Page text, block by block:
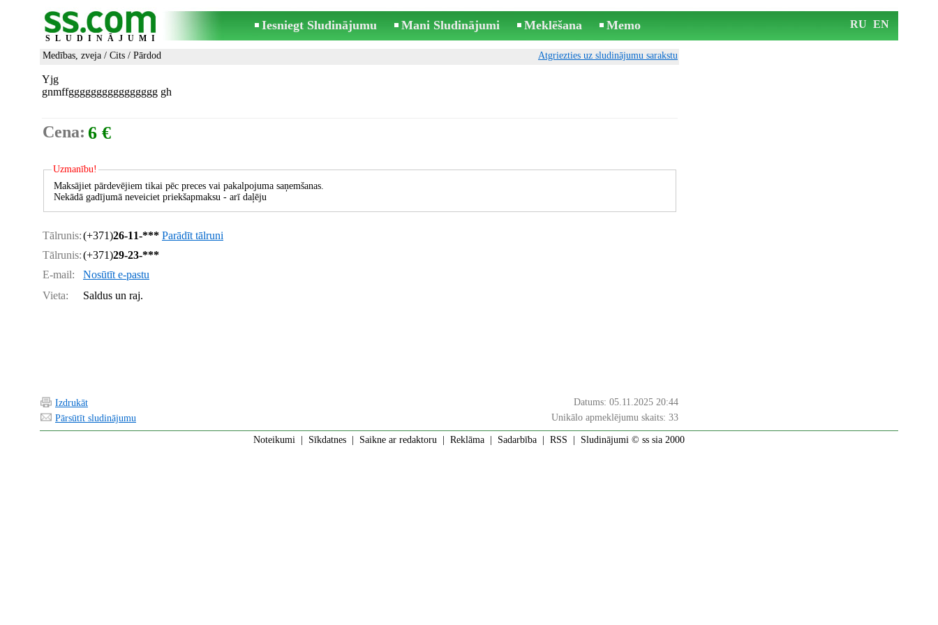
SLUDINĀJUMI
Iesniegt Sludinājumu Mani Sludinājumi Meklēšana Memo RU EN
Medības, zveja / Cits / Pārdod Atgriezties uz sludinājumu sarakstu
Yjg
gnmffgggggggggggggggg gh
Cena: 6 €
Uzmanību!
Maksājiet pārdevējiem tikai pēc preces vai pakalpojuma saņemšanas.
Nekādā gadījumā neveiciet priekšapmaksu - arī daļēju
Tālrunis:(+371)26-11-*** Parādīt tālruni
Tālrunis:(+371)29-23-***
E-mail:
Nosūtīt e-pastu
Vieta:
Saldus un raj.
Izdrukāt
Datums: 05.11.2025 20:44
Pārsūtīt sludinājumu
Unikālo apmeklējumu skaits: 33
Noteikumi Sīkdatnes Saikne ar redaktoru Reklāma Sadarbība RSS | Sludinājumi © ss sia 2000